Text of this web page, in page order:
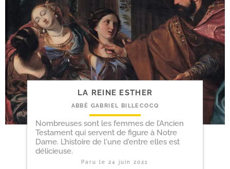
LA REINE ESTHER
ABBÉ GABRIEL BILLECOCQ
Nombreuses sont les femmes de l’Ancien
Testament qui servent de figure à Notre
Dame. L’histoire de l'une d'entre elles est
délicieuse.
Paru le24 juin 2021